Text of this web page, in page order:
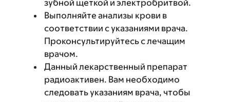
зубной щеткой и электробритвой.
Выполняйте анализы крови в
соответствии с указаниями врача.
Проконсультируйтесь с лечащим
врачом.
Данный лекарственный препарат
радиоактивен. Вам необходимо
следовать указаниям врача, чтобы